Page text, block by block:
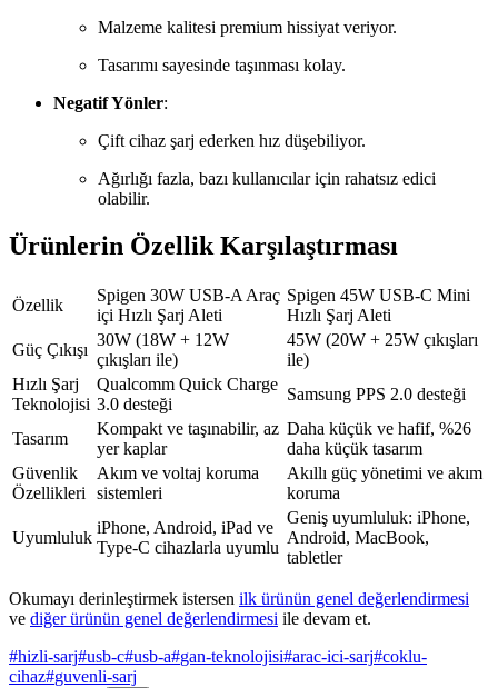
Malzeme kalitesi premium hissiyat veriyor.
Tasarımı sayesinde taşınması kolay.
Negatif Yönler:
Çift cihaz şarj ederken hız düşebiliyor.
Ağırlığı fazla, bazı kullanıcılar için rahatsız edici
olabilir.
Ürünlerin Özellik Karşılaştırması
Özellik
Spigen 30W USB-A Araç
içi Hızlı Şarj Aleti
Spigen 45W USB-C Mini
Hızlı Şarj Aleti
Güç Çıkışı
30W (18W + 12W
çıkışları ile)
45W (20W + 25W çıkışları
ile)
Hızlı Şarj
Teknolojisi
Qualcomm Quick Charge
3.0 desteği
Samsung PPS 2.0 desteği
Tasarım
Kompakt ve taşınabilir, az
yer kaplar
Daha küçük ve hafif, %26
daha küçük tasarım
Güvenlik
Özellikleri
Akım ve voltaj koruma
sistemleri
Akıllı güç yönetimi ve akım
koruma
Uyumluluk
iPhone, Android, iPad ve
Type-C cihazlarla uyumlu
Geniş uyumluluk: iPhone,
Android, MacBook,
tabletler
Okumayı derinleştirmek istersen ilk ürünün genel değerlendirmesi
ve diğer ürünün genel değerlendirmesi ile devam et.
#hizli-sarj#usb-c#usb-a#gan-teknolojisi#arac-ici-sarj#coklu-
cihaz#guvenli-sarj